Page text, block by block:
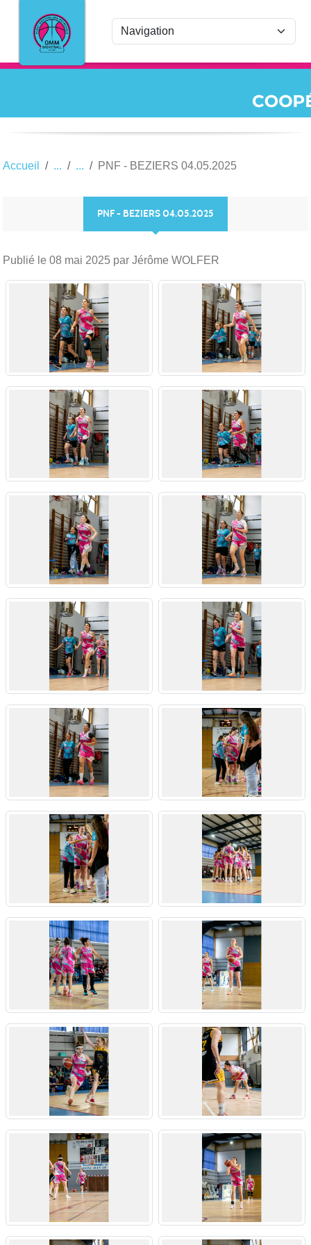
Accueil PNF - BEZIERS 04.05.2025
PNF - BEZIERS 04.05.2025
Publié le 08 mai 2025 par Jérôme WOLFER